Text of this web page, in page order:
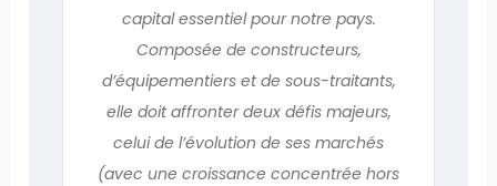
capital essentiel pour notre pays.
Composée de constructeurs,
d’équipementiers et de sous-traitants,
elle doit affronter deux défis majeurs,
celui de l’évolution de ses marchés
(avec une croissance concentrée hors